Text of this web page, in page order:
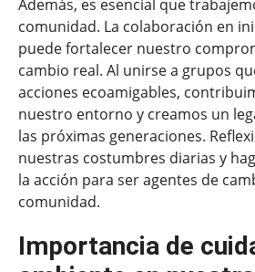
Además, es esencial que
comunidad. La colaboración en
puede fortalecer nuestro
cambio real. Al unirse a grupos
acciones ecoamigables,
nuestro entorno y creamos un
las próximas generaciones.
nuestras costumbres diarias y
la acción para ser agentes de
comunidad.
Importancia de